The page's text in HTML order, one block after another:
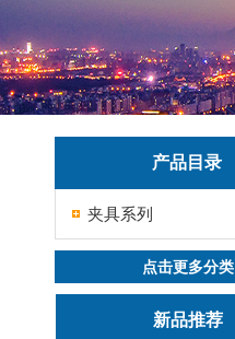
产品目录
夹具系列
点击更多分类
新品推荐